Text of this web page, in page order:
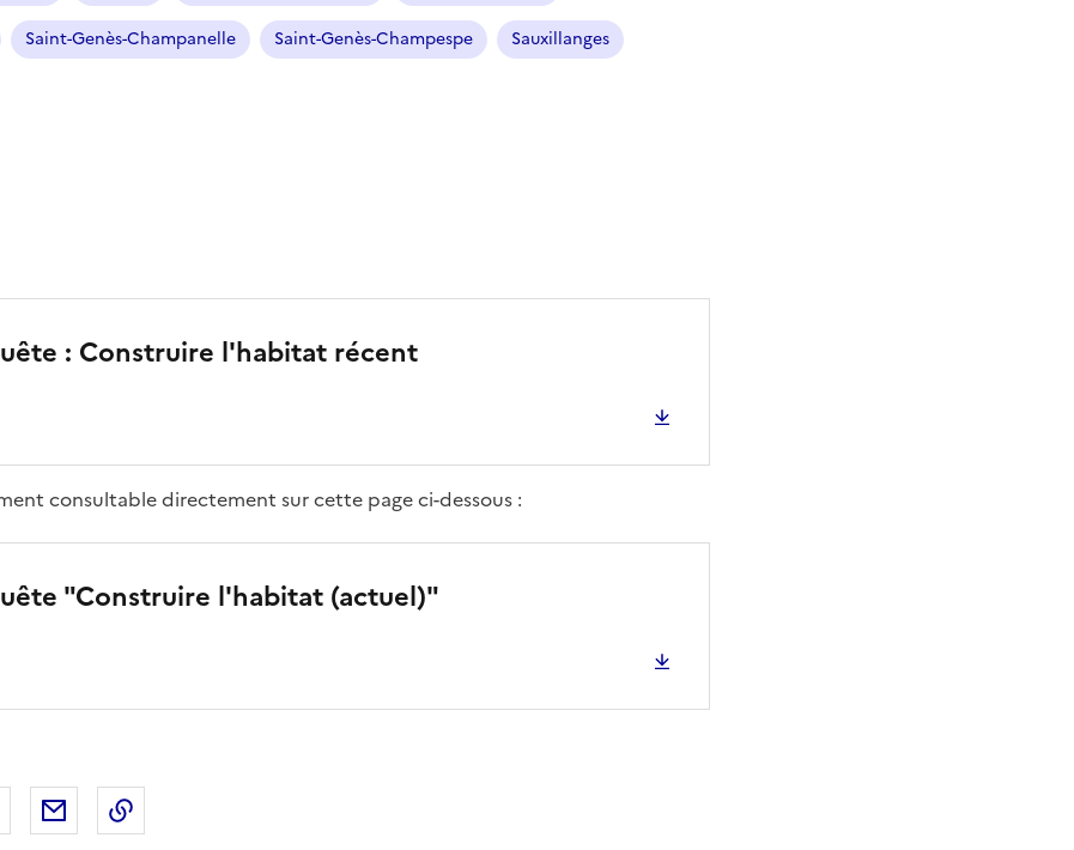
Saint-Genès-Champanelle Saint-Genès-Champespe Sauxillanges
: Construire l'habitat récent
consultable directement sur cette page ci-dessous :
"Construire l'habitat (actuel)"
sur X
Partager sur LinkedIn
Partager par email